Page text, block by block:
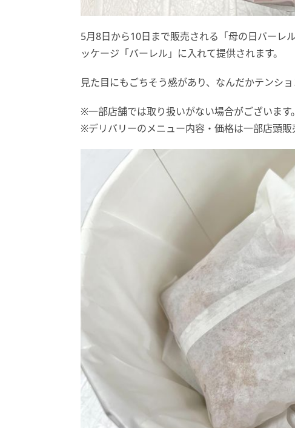
5月8日から10日まで販売される「母の日バーレ
ッケージ「バーレル」に入れて提供されます。
見た目にもごちそう感があり、なんだかテンシ
※一部店舗では取り扱いがない場合がございます。
※デリバリーのメニュー内容・価格は一部店頭販